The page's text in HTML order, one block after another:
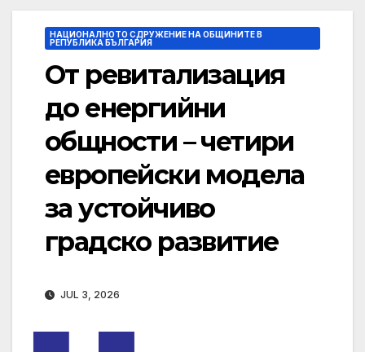
НАЦИОНАЛНОТО СДРУЖЕНИЕ НА ОБЩИНИТЕ В
РЕПУБЛИКА БЪЛГАРИЯ
От ревитализация
до енергийни
общности – четири
европейски модела
за устойчиво
градско развитие
JUL 3, 2026